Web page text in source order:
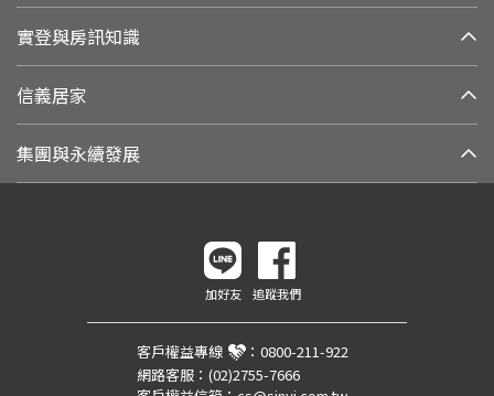
實登與房訊知識
信義居家
集團與永續發展
加好友 追蹤我們
客戶權益專線 ： 0800-211-922
網路客服： (02)2755-7666